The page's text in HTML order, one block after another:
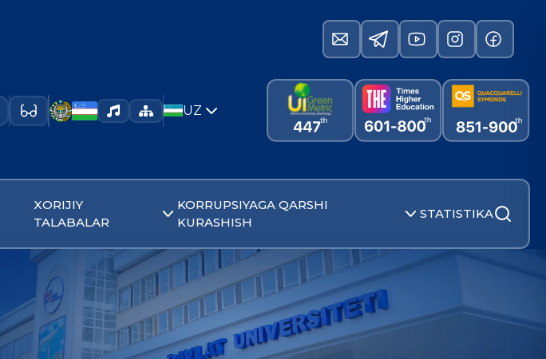
UZ
XORIJIY
TALABALAR
KORRUPSIYAGA QARSHI
KURASHISH
STATISTIKA